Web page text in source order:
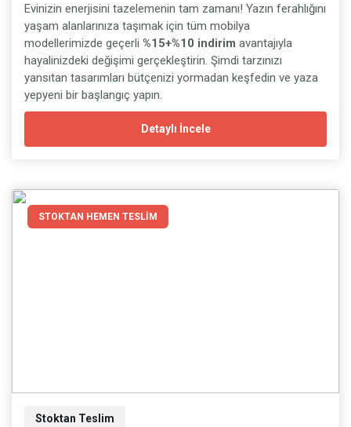
Evinizin enerjisini tazelemenin tam zamanı! Yazın ferahlığını
yaşam alanlarınıza taşımak için tüm mobilya
modellerimizde geçerli %15+%10 indirim avantajıyla
hayalinizdeki değişimi gerçekleştirin. Şimdi tarzınızı
yansıtan tasarımları bütçenizi yormadan keşfedin ve yaza
yepyeni bir başlangıç yapın.
Detaylı İncele
STOKTAN HEMEN TESLİM
Stoktan Teslim